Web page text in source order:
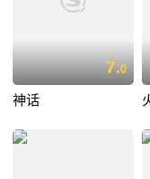
7.0
神话